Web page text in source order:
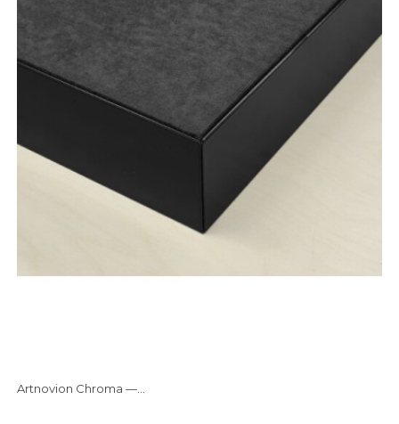
Artnovion Chroma —...